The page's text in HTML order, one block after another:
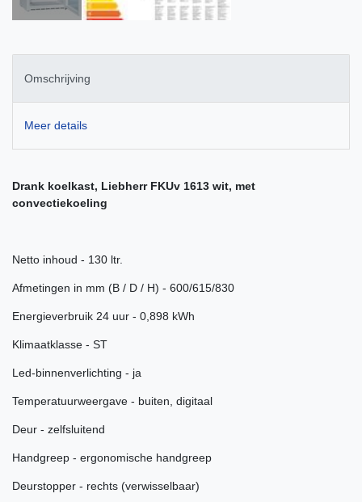
Omschrijving
Meer details
Drank koelkast, Liebherr FKUv 1613 wit, met
convectiekoeling
Netto inhoud - 130 ltr.
Afmetingen in mm (B / D / H) - 600/615/830
Energieverbruik 24 uur - 0,898 kWh
Klimaatklasse - ST
Led-binnenverlichting - ja
Temperatuurweergave - buiten, digitaal
Deur - zelfsluitend
Handgreep - ergonomische handgreep
Deurstopper - rechts (verwisselbaar)